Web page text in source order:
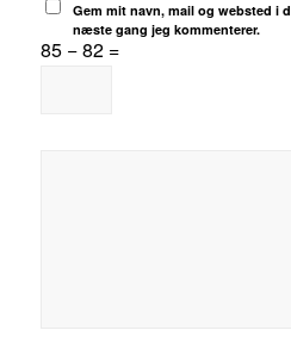
Gem mit navn, mail og websted i
næste gang jeg kommenterer.
85 − 82 =